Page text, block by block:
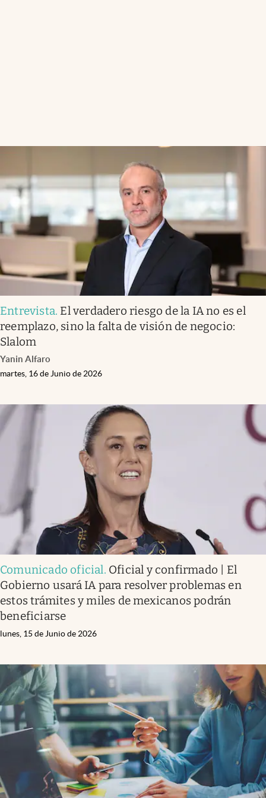
Entrevista. El verdadero riesgo de la IA no es el
reemplazo, sino la falta de visión de negocio:
Slalom
Yanin Alfaro
martes, 16 de Junio de 2026
Comunicado oficial. Oficial y confirmado | El
Gobierno usará IA para resolver problemas en
estos trámites y miles de mexicanos podrán
beneficiarse
lunes, 15 de Junio de 2026